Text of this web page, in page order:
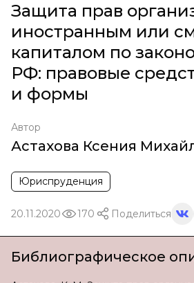
Защита прав
иностранным или
капиталом по
РФ: правовые
и формы
Автор
Астахова Ксения
Юриспруденция
20.11.2020 170 Поделиться
Библиографическое